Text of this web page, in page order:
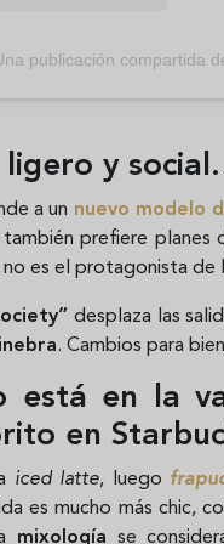
publicación compartida
y
a un nuevo modelo
prefiere planes
es el protagonista de
desplaza las
. Cambios para
está en la
en
iced latte, luego
es mucho más chic,
mixología se